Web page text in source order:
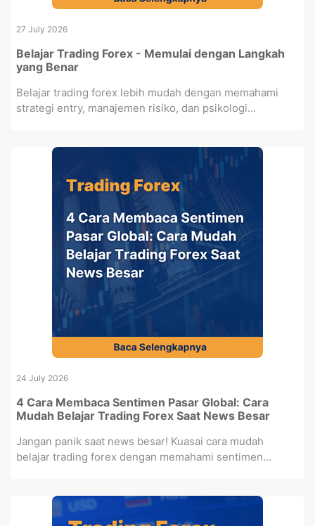
27 July 2026
Belajar Trading Forex - Memulai dengan Langkah
yang Benar
Belajar trading forex lebih mudah dengan memahami
strategi entry, manajemen risiko, dan psikologi...
24 July 2026
4 Cara Membaca Sentimen Pasar Global: Cara
Mudah Belajar Trading Forex Saat News Besar
Jangan panik saat news besar! Kuasai cara mudah
belajar trading forex dengan memahami sentimen...